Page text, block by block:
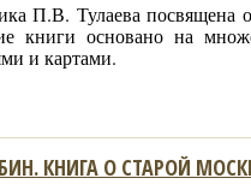
П.В. Тулаева посвящена
книги основано на
и картами.
КНИГА О СТАРОЙ